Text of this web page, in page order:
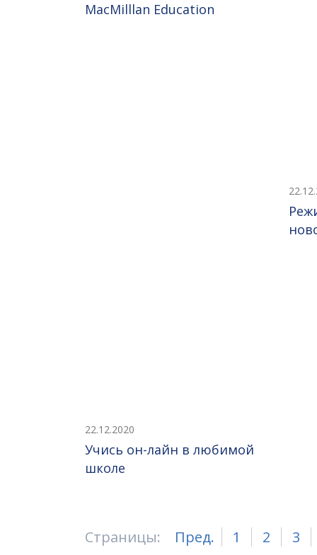
MacMilllan Education
22.12.2020
Учись он-лайн в любимой
школе
Страницы: Пред. 1 2 3